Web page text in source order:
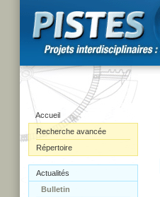
Accueil
Recherche avancée
Répertoire
Actualités
Bulletin